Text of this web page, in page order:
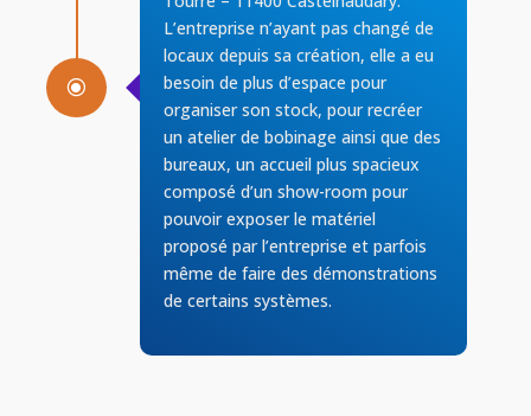
\
L’entreprise n’ayant pas changé de
locaux depuis sa création, elle a eu
besoin de plus d’espace pour
organiser son stock, pour recréer
un atelier de bobinage ainsi que des
bureaux, un accueil plus spacieux
composé d’un show-room pour
pouvoir exposer le matériel
proposé par l’entreprise et parfois
même de faire des démonstrations
de certains systèmes.